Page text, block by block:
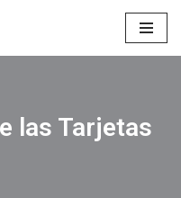
las Tarjetas